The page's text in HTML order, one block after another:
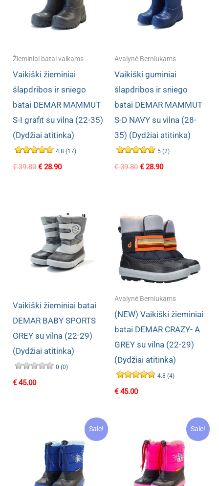
Žieminiai batai vaikams
Vaikiški žieminiai
šlapdribos ir sniego
batai DEMAR MAMMUT
S-I grafit su vilna (22-35)
(Dydžiai atitinka)
4.8 (17)
€39.80 Original
€28.90Current
Avalynė Berniukams
Vaikiški guminiai
šlapdribos ir sniego
batai DEMAR MAMMUT
S-D NAVY su vilna (28-
35) (Dydžiai atitinka)
5 (2)
€39.80 Original
€28.90Current
Vaikiški žieminiai batai
DEMAR BABY SPORTS
GREY su vilna (22-29)
(Dydžiai atitinka)
0 (0)
€45.00
Avalynė Berniukams
(NEW) Vaikiški žieminiai
batai DEMAR CRAZY- A
GREY su vilna (22-29)
(Dydžiai atitinka)
4.8 (4)
€45.00
Sale! Sale!